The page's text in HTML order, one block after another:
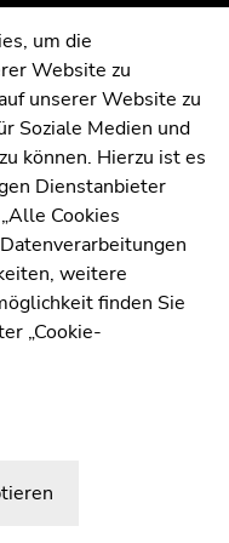
um die
Website zu
unserer Website zu
Soziale Medien und
können. Hierzu ist es
Dienstanbieter
Cookies
weitere
finden Sie
„Cookie-
der Seitenbereiche